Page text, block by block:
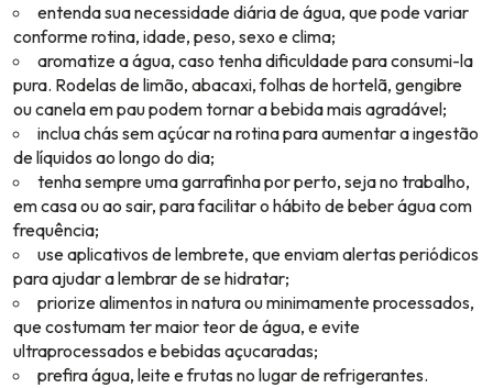
entenda sua necessidade diária de água, que pode variar
conforme rotina, idade, peso, sexo e clima;
aromatize a água, caso tenha dificuldade para consumi-la
pura. Rodelas de limão, abacaxi, folhas de hortelã, gengibre
ou canela em pau podem tornar a bebida mais agradável;
inclua chás sem açúcar na rotina para aumentar a ingestão
de líquidos ao longo do dia;
tenha sempre uma garrafinha por perto, seja no trabalho,
em casa ou ao sair, para facilitar o hábito de beber água com
frequência;
use aplicativos de lembrete, que enviam alertas periódicos
para ajudar a lembrar de se hidratar;
priorize alimentos in natura ou minimamente processados,
que costumam ter maior teor de água, e evite
ultraprocessados e bebidas açucaradas;
prefira água, leite e frutas no lugar de refrigerantes.